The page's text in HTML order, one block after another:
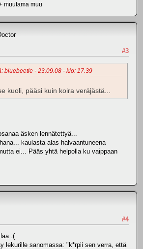
muutama muu
#3
bluebeetle - 23.09.08 - klo: 17.39
kuoli, pääsi kuin koira veräjästä...
äsken lennätettyä...
kaulasta alas halvaantuneena
ei... Pääs yhtä helpolla ku vaippaan
#4
:(
lekurille sanomassa: "k*rpii sen verra, että